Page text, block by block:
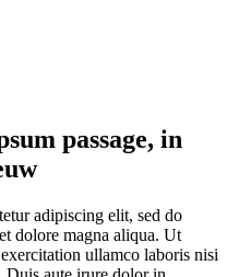
passage, in
adipiscing elit, sed do
dolore magna aliqua. Ut
ullamco laboris nisi